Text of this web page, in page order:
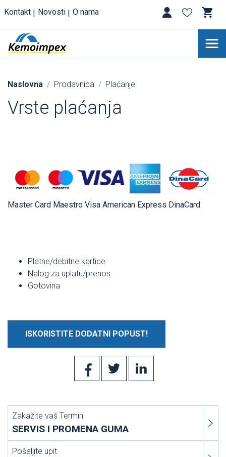
Kontakt Novosti O nama
Naslovna Prodavnica Plaćanje
Vrste plaćanja
Master Card Maestro Visa American Express DinaCard
Platne/debitne kartice
Nalog za uplatu/prenos
Gotovina
ISKORISTITE DODATNI POPUST!
Zakažite vaš Termin
SERVIS I PROMENA GUMA
Pošaljite upit